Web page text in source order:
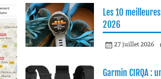
Les 10
2026
27 juillet 2026
Garmin CIRQA :